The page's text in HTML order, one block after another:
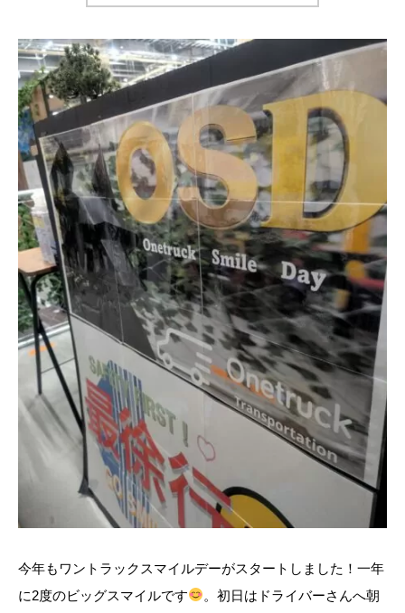
今年もワントラックスマイルデーがスタートしました！一年
に2度のビッグスマイルです
。初日はドライバーさんへ朝